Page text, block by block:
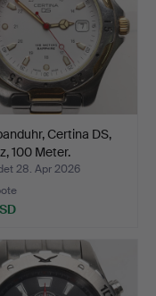
Certina DS,
100 Meter.
28. Apr 2026